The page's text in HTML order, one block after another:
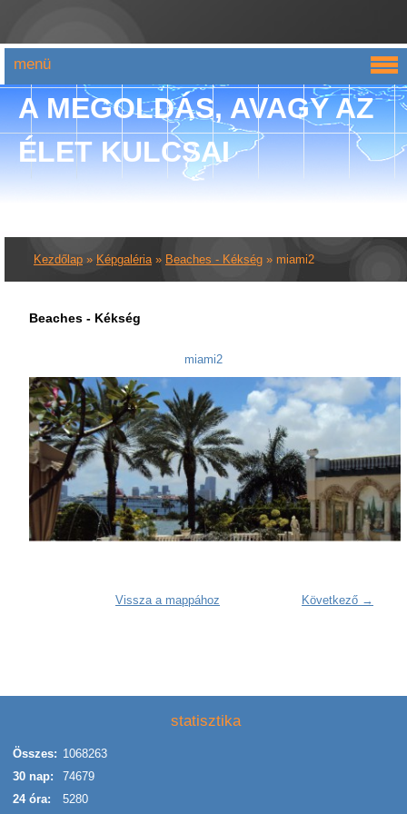
A MEGOLDÁS, AVAGY AZ
ÉLET KULCSAI
Kezdőlap » Képgaléria» Beaches - Kékség » miami2
Beaches - Kékség
miami2
Következő →
Vissza a mappához
menü
statisztika
Összes: 1068263
30 nap:
74679
24 óra:
5280